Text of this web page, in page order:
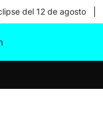
del 12 de agosto